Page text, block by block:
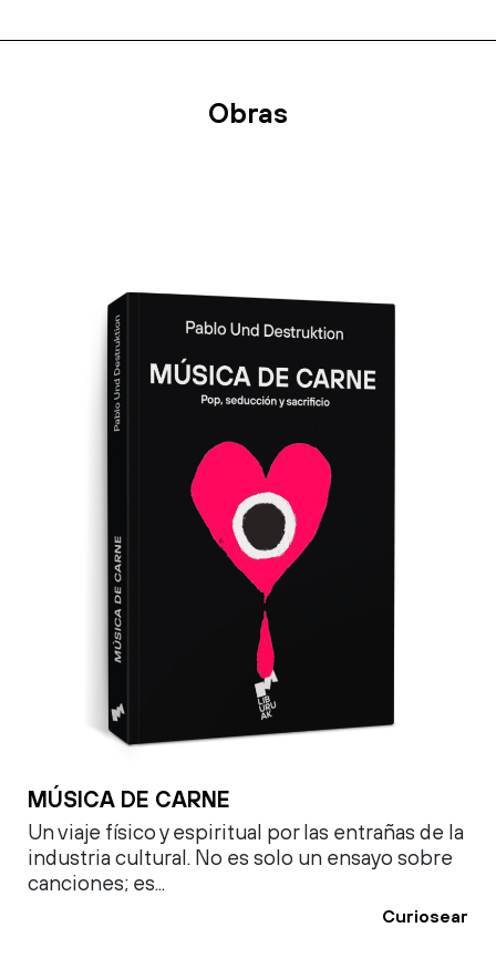
Obras
MÚSICA DE CARNE
Un viaje físico y espiritual por las entrañas de la
industria cultural. No es solo un ensayo sobre
canciones; es...
Curiosear